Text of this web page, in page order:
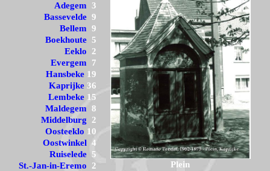
Plein
Adegem 3
Bassevelde 9
Bellem 9
Boekhoute 5
Eeklo 2
Evergem 7
Hansbeke 19
Kaprijke 36
Lembeke 15
Maldegem 8
Middelburg 2
Oosteeklo 10
Oostwinkel 4
Ruiselede 5
St.-Jan-in-Eremo 2